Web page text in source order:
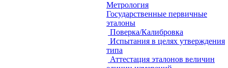
Метрология
Государственные первичные
эталоны
Поверка/Калибровка
Испытания в целях утверждения
типа
Аттестация эталонов величин